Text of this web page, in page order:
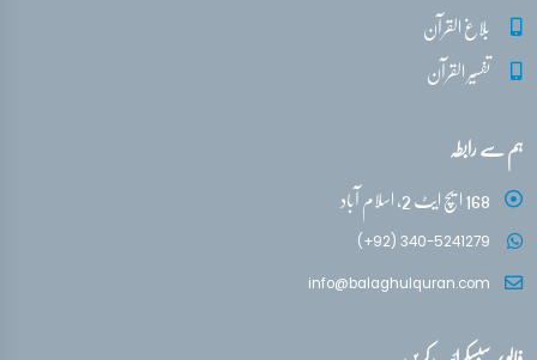
بلاغ القرآن
تفسیر القرآن
ہم سے رابطہ
168 ایچ ایٹ 2، اسلام آباد
(+92) 340-5241279
info@balaghulquran.com